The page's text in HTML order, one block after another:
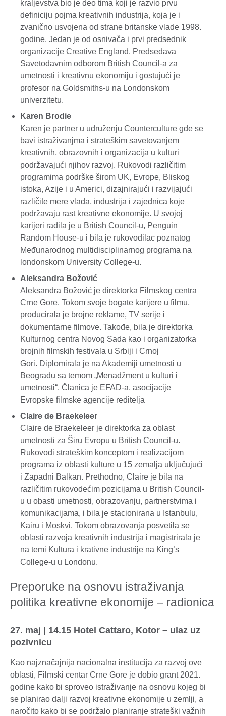
kraljevstva bio je deo tima koji je razvio prvu
definiciju pojma kreativnih industrija, koja je i
zvanično usvojena od strane britanske vlade 1998.
godine. Jedan je od osnivača i prvi predsednik
organizacije Creative England. Predsedava
Savetodavnim odborom British Council-a za
umetnosti i kreativnu ekonomiju i gostujući je
profesor na Goldsmiths-u na Londonskom
univerzitetu.
Karen Brodie
Karen je partner u udruženju Counterculture gde se
bavi istraživanjma i strateškim savetovanjem
kreativnih, obrazovnih i organizacija u kulturi
podržavajući njihov razvoj. Rukovodi različitim
programima podrške širom UK, Evrope, Bliskog
istoka, Azije i u Americi, dizajnirajući i razvijajući
različite mere vlada, industrija i zajednica koje
podržavaju rast kreativne ekonomije. U svojoj
karijeri radila je u British Council-u, Penguin
Random House-u i bila je rukovodilac poznatog
Međunarodnog multidisciplinarnog programa na
londonskom University College-u.
Aleksandra Božović
Aleksandra Božović je direktorka Filmskog centra
Crne Gore. Tokom svoje bogate karijere u filmu,
producirala je brojne reklame, TV serije i
dokumentarne filmove. Takođe, bila je direktorka
Kulturnog centra Novog Sada kao i organizatorka
brojnih filmskih festivala u Srbiji i Crnoj
Gori. Diplomirala je na Akademiji umetnosti u
Beogradu sa temom „Menadžment u kulturi i
umetnosti“. Članica je EFAD-a, asocijacije
Evropske filmske agencije reditelja
Claire de Braekeleer
Claire de Braekeleer je direktorka za oblast
umetnosti za Širu Evropu u British Council-u.
Rukovodi strateškim konceptom i realizacijom
programa iz oblasti kulture u 15 zemalja uključujući
i Zapadni Balkan. Prethodno, Claire je bila na
različitim rukovodećim pozicijama u British Council-
u u obasti umetnosti, obrazovanju, partnerstvima i
komunikacijama, i bila je stacionirana u Istanbulu,
Kairu i Moskvi. Tokom obrazovanja posvetila se
oblasti razvoja kreativnih industrija i magistrirala je
na temi Kultura i krativne industrije na King’s
College-u u Londonu.
Preporuke na osnovu istraživanja
politika kreativne ekonomije – radionica
27. maj | 14.15 Hotel Cattaro, Kotor – ulaz uz
pozivnicu
Kao najznačajnija nacionalna institucija za razvoj ove
oblasti, Filmski centar Crne Gore je dobio grant 2021.
godine kako bi sproveo istraživanje na osnovu kojeg bi
se planirao dalji razvoj kreativne ekonomije u zemlji, a
naročito kako bi se podržalo planiranje strateški važnih